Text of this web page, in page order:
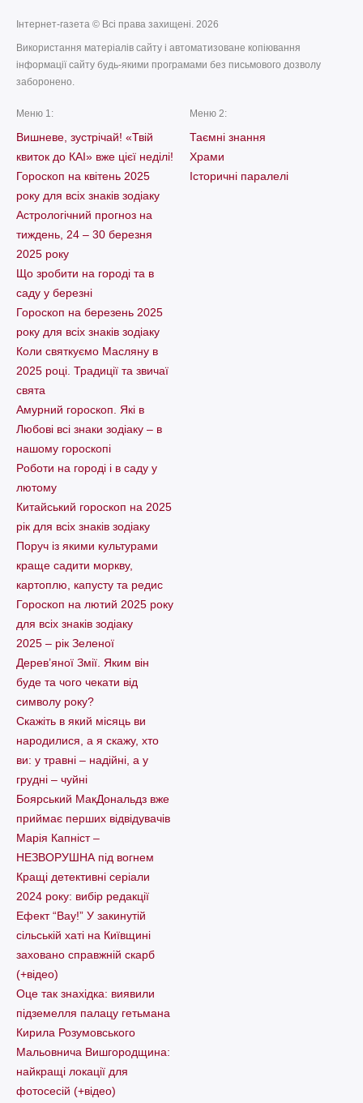
Інтернет-газета © Всі права захищені. 2026
Використання матеріалів сайту і автоматизоване копіювання
інформації сайту будь-якими програмами без письмового дозволу
заборонено.
Меню 1:
Вишневе, зустрічай! «Твій
квиток до КАІ» вже цієї неділі!
Гороскоп на квітень 2025
року для всіх знаків зодіаку
Астрологічний прогноз на
тиждень, 24 – 30 березня
2025 року
Що зробити на городі та в
саду у березні
Гороскоп на березень 2025
року для всіх знаків зодіаку
Коли святкуємо Масляну в
2025 році. Традиції та звичаї
свята
Амурний гороскоп. Які в
Любові всі знаки зодіаку – в
нашому гороскопі
Pоботи на городі і в саду у
лютому
Китайський гороскоп на 2025
рік для всіх знаків зодіаку
Поруч із якими культурами
краще садити моркву,
картоплю, капусту та редис
Гороскоп на лютий 2025 року
для всіх знаків зодіаку
2025 – рік Зеленої
Дерев’яної Змії. Яким він
буде та чого чекати від
символу року?
Скажіть в який місяць ви
народилися, а я скажу, хто
ви: у травні – надійні, а у
грудні – чуйні
Боярський МакДональдз вже
приймає перших відвідувачів
Марія Капніст –
НЕЗВОРУШНА під вогнем
Кращі детективні серіали
2024 року: вибір редакції
Ефект “Вау!” У закинутій
сільській хаті на Київщині
заховано справжній скарб
(+відео)
Оце так знахідка: виявили
підземелля палацу гетьмана
Кирила Розумовського
Мальовнича Вишгородщина:
найкращі локації для
фотосесій (+відео)
Меню 2:
Таємні знання
Храми
Історичні паралелі